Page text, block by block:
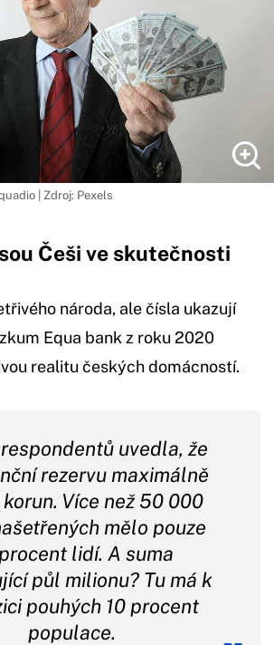
| Zdroj: Pexels
Češi ve skutečnosti
národa, ale čísla ukazují
Equa bank z roku 2020
realitu českých domácností.
uvedla, že
rezervu maximálně
korun. Více než 50 000
mělo pouze
lidí. A suma
půl milionu? Tu má k
pouhých 10 procent
populace.